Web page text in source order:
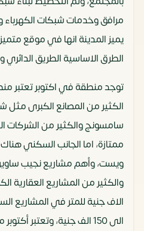
مرافق وخدمات شبكات الكهرباء
يميز المدينة انها في موقع
الطرق الاساسية الطريق الدائري
توجد منطقة في اكتوبر تعتبر
الكثير من المصانع الكبرى
سامسونج والكثير من الشركات
ممتازة، اما الجانب السكني
ويست، وأهم مشاريع نجيب
الاف جنية للمتر في المشاريع
الى 150 الف جنية،